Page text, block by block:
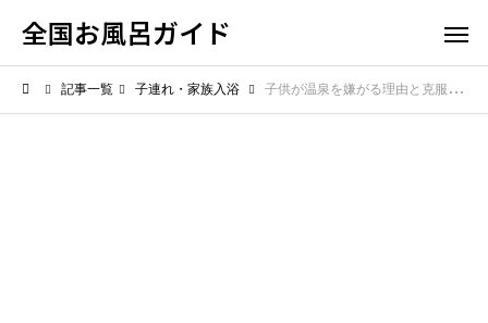
全国お風呂ガイド
記事一覧 子連れ・家族入浴 子供が温泉を嫌がる理由と克服するコツ！家族みんなでお風呂を楽しむ方法